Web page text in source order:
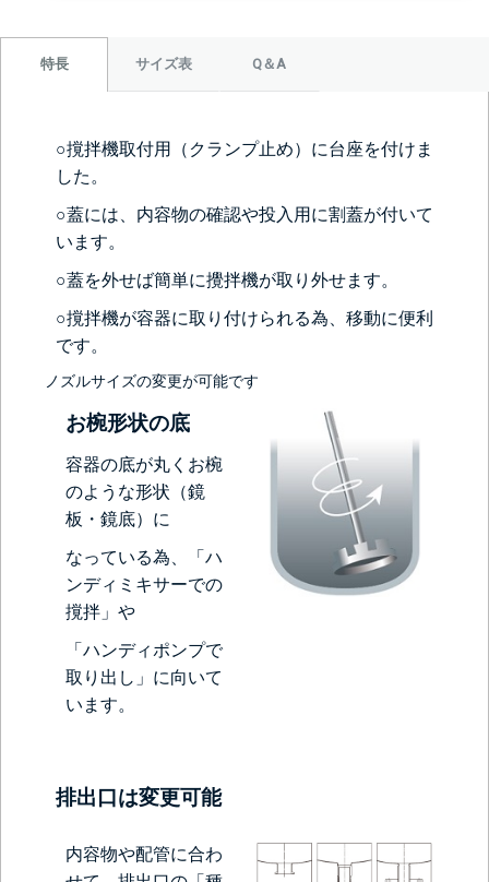
特長 サイズ表 Q＆A
○撹拌機取付用（クランプ止め）に台座を付けま
した。
○蓋には、内容物の確認や投入用に割蓋が付いて
います。
○蓋を外せば簡単に攪拌機が取り外せます。
○撹拌機が容器に取り付けられる為、移動に便利
です。
ノズルサイズの変更が可能です
お椀形状の底
容器の底が丸くお椀
のような形状（鏡
板・鏡底）に
なっている為、「ハ
ンディミキサーでの
撹拌」や
「ハンディポンプで
取り出し」に向いて
います。
排出口は変更可能
内容物や配管に合わ